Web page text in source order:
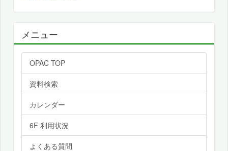
メニュー
OPAC TOP
資料検索
カレンダー
6F 利用状況
よくある質問